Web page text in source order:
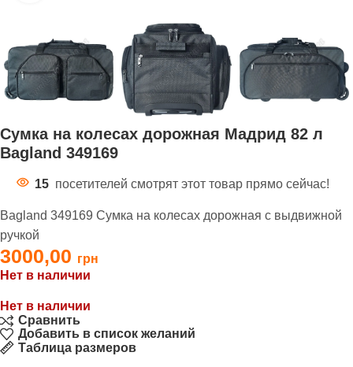
Сумка на колесах дорожная Мадрид 82 л
Bagland 349169
15 посетителей смотрят этот товар прямо сейчас!
Bagland 349169 Сумка на колесах дорожная с выдвижной
ручкой
3000,00
Нет в наличии
Нет в наличии
Сравнить
Добавить в список желаний
Таблица размеров